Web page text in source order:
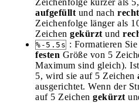
Zeichenfolge kürzer als
aufgefüllt und nach
Zeichenfolge länger als
Zeichen gekürzt und
%-5.5s : Formatieren
festen Größe von 5
Maximum sind gleich).
5, wird sie auf 5 Zeichen
ausgerichtet. Wenn der
auf 5 Zeichen gekürzt